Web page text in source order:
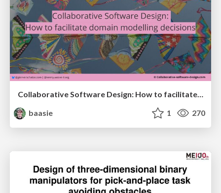
Collaborative Software Design: How to facilitate domain modelling decisions
baasie
1 270